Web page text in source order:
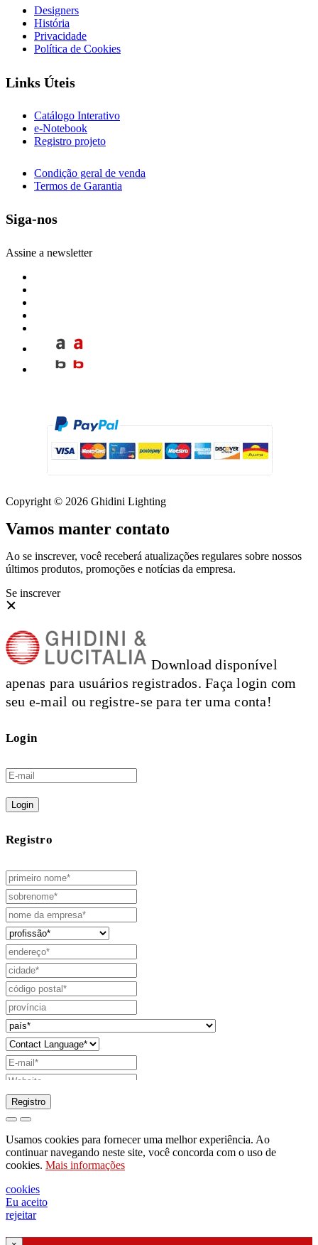
Designers
História
Privacidade
Política de Cookies
Links Úteis
Catálogo Interativo
e-Notebook
Registro projeto
Condição geral de venda
Termos de Garantia
Siga-nos
Assine a newsletter
Copyright © 2026 Ghidini Lighting
Vamos manter contato
Ao se inscrever, você receberá atualizações regulares sobre nossos
últimos produtos, promoções e notícias da empresa.
Se inscrever
Download disponível
apenas para usuários registrados. Faça login com
seu e-mail ou registre-se para ter uma conta!
Login
Login
Registro
pedido para enviar catálogo
pedido para ser contactado pelo seu
representante de vendas
pedido de suporte ou projeto de iluminação
Solicitação de webinar ou treinamento sobre
Registro
Usamos cookies para fornecer uma melhor experiência. Ao
continuar navegando neste site, você concorda com o uso de
cookies. Mais informações
cookies
Eu aceito
rejeitar